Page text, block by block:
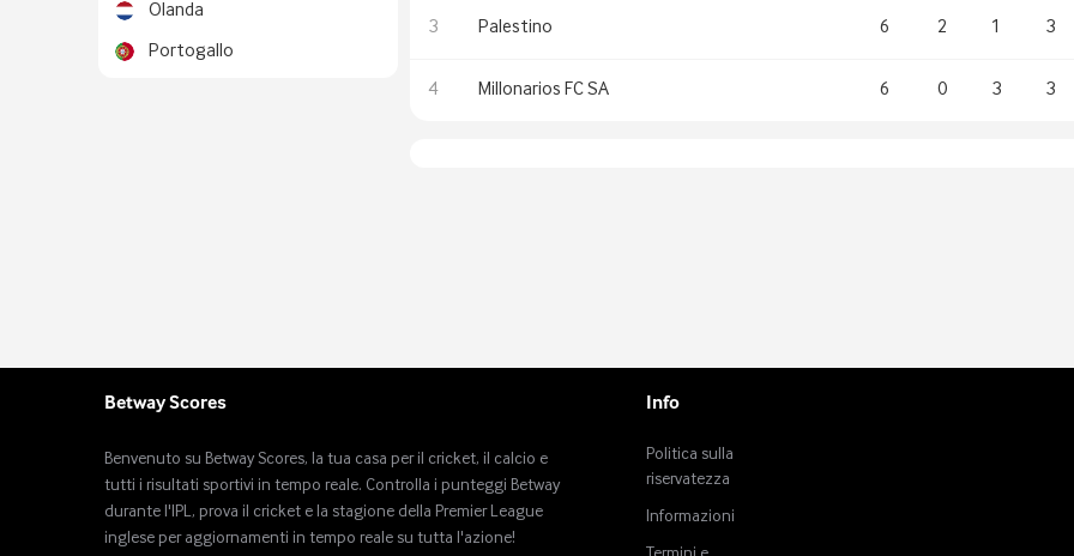
Olanda
Portogallo
3 Palestino 6 2 1 3
4 Millonarios FC SA 6 0 3 3
Betway Scores
Benvenuto su Betway Scores, la tua casa per il cricket, il calcio e
tutti i risultati sportivi in ​​tempo reale. Controlla i punteggi Betway
durante l'IPL, prova il cricket e la stagione della Premier League
inglese per aggiornamenti in tempo reale su tutta l'azione!
Info
Politica sulla
riservatezza
Informazioni